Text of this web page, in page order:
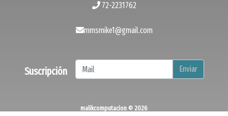
72-2231762
mmsmike1@gmail.com
Suscripción Enviar
malikcomputacion © 2026